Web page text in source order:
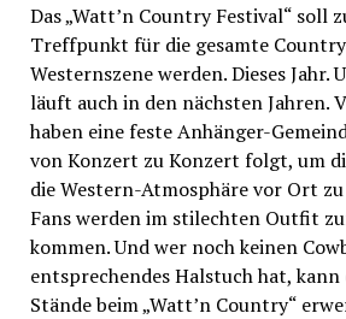
Das „Watt’n Country Festival“ soll
Treffpunkt für die gesamte
Westernszene werden. Dieses Jahr.
läuft auch in den nächsten Jahren.
haben eine feste Anhänger-
von Konzert zu Konzert folgt, um
die Western-Atmosphäre vor Ort
Fans werden im stilechten Outfit
kommen. Und wer noch keinen
entsprechendes Halstuch hat, kann
Stände beim „Watt’n Country“